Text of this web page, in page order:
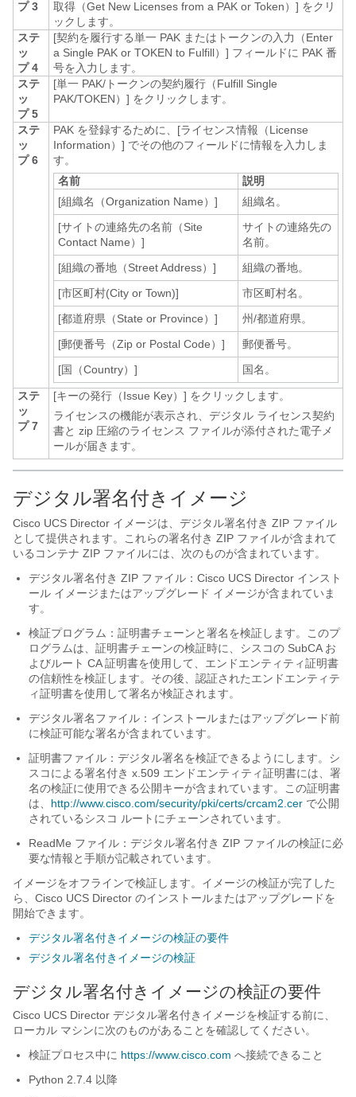
プ 3 取得（Get New Licenses from a PAK or Token）] をクリ
ックします。
ステ
ッ
プ 4
[契約を履行する単一 PAK またはトークンの入力（Enter
a Single PAK or TOKEN to Fulfill）] フィールドに PAK 番
号を入力します。
ステ
ッ
プ 5
[単一 PAK/トークンの契約履行（Fulfill Single
PAK/TOKEN）] をクリックします。
ステ
ッ
プ 6
PAK を登録するために、[ライセンス情報（License
Information）] でその他のフィールドに情報を入力しま
す。
名前
説明
[組織名（Organization Name）]
組織名。
[サイトの連絡先の名前（Site
Contact Name）]
サイトの連絡先の
名前。
[組織の番地（Street Address）]
組織の番地。
[市区町村(City or Town)]
市区町村名。
[都道府県（State or Province）]
州/都道府県。
[郵便番号（Zip or Postal Code）]
郵便番号。
[国（Country）]
国名。
ステ
ッ
プ 7
[キーの発行（Issue Key）] をクリックします。
ライセンスの機能が表示され、デジタル ライセンス契約
書と zip 圧縮のライセンス ファイルが添付された電子メ
ールが届きます。
デジタル署名付きイメージ
Cisco UCS Director イメージは、デジタル署名付き ZIP ファイル
として提供されます。これらの署名付き ZIP ファイルが含まれて
いるコンテナ ZIP ファイルには、次のものが含まれています。
デジタル署名付き ZIP ファイル： Cisco UCS Director インスト
ール イメージまたはアップグレード イメージが含まれていま
す。
検証プログラム：証明書チェーンと署名を検証します。このプ
ログラムは、証明書チェーンの検証時に、シスコの SubCA お
よびルート CA 証明書を使用して、エンドエンティティ証明書
の信頼性を検証します。その後、認証されたエンドエンティテ
ィ証明書を使用して署名が検証されます。
デジタル署名ファイル：インストールまたはアップグレード前
に検証可能な署名が含まれています。
証明書ファイル：デジタル署名を検証できるようにします。シ
スコによる署名付き x.509 エンドエンティティ証明書には、署
名の検証に使用できる公開キーが含まれています。この証明書
は、 http:/​/​www.cisco.com/​security/​pki/​certs/​crcam2.cer で公開
されているシスコ ルートにチェーンされています。
ReadMe ファイル：デジタル署名付き ZIP ファイルの検証に必
要な情報と手順が記載されています。
イメージをオフラインで検証します。イメージの検証が完了した
ら、 Cisco UCS Director のインストールまたはアップグレードを
開始できます。
デジタル署名付きイメージの検証の要件
デジタル署名付きイメージの検証
デジタル署名付きイメージの検証の要件
Cisco UCS Director デジタル署名付きイメージを検証する前に、
ローカル マシンに次のものがあることを確認してください。
検証プロセス中に https:/​/​www.cisco.com へ接続できること
Python 2.7.4 以降